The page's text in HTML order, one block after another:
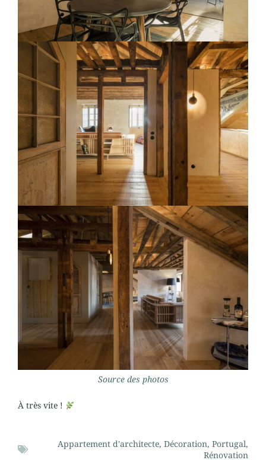
Source des photos
À très vite !
Appartement d'architecte, Décoration, Portugal,
Rénovation